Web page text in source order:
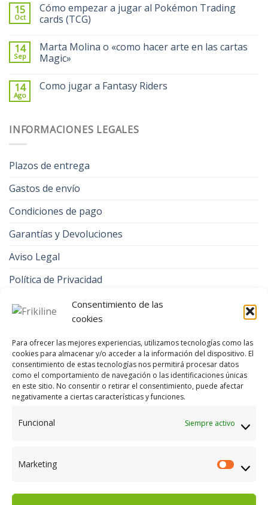
Consentimiento de las
cookies
Para ofrecer las mejores experiencias, utilizamos tecnologías como las
cookies para almacenar y/o acceder a la información del dispositivo. El
consentimiento de estas tecnologías nos permitirá procesar datos
como el comportamiento de navegación o las identificaciones únicas
en este sitio. No consentir o retirar el consentimiento, puede afectar
negativamente a ciertas características y funciones.
Funcional Siempre activo
Marketing
15
Oct
Cómo empezar a jugar al Pokémon Trading
cards (TCG)
14
Sep
Marta Molina o «como hacer arte en las cartas
Magic»
14
Ago
Como jugar a Fantasy Riders
INFORMACIONES LEGALES
Plazos de entrega
Gastos de envío
Condiciones de pago
Garantías y Devoluciones
Aviso Legal
Política de Privacidad
Contacto
Política de cookies (UE)
CONTACTA CON NOSOTROS EN FRIKILINE
Llámanos al924 80 01 85, al924 80 08 66o
envíanos un WhatsApp648 925 065.
e-mailefrikiline@gmail.com